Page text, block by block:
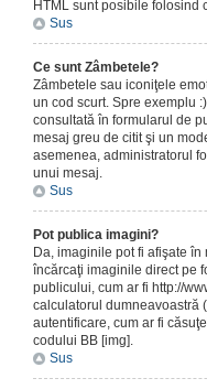
HTML sunt posibile folosind
Sus
Ce sunt Zâmbetele?
Zâmbetele sau iconiţele
un cod scurt. Spre exemplu
consultată în formularul de
mesaj greu de citit şi un
asemenea, administratorul
unui mesaj.
Sus
Pot publica imagini?
Da, imaginile pot fi afişate
încărcaţi imaginile direct pe
publicului, cum ar fi http://
calculatorul dumneavoastră
autentificare, cum ar fi
codului BB [img].
Sus